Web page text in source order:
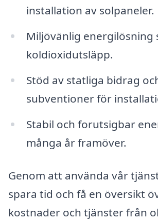
installation av solpaneler.
Miljövänlig energilösning
koldioxidutsläpp.
Stöd av statliga bidrag
subventioner för
Stabil och forutsigbar
många år framöver.
Genom att använda vår
spara tid och få en översikt
kostnader och tjänster från